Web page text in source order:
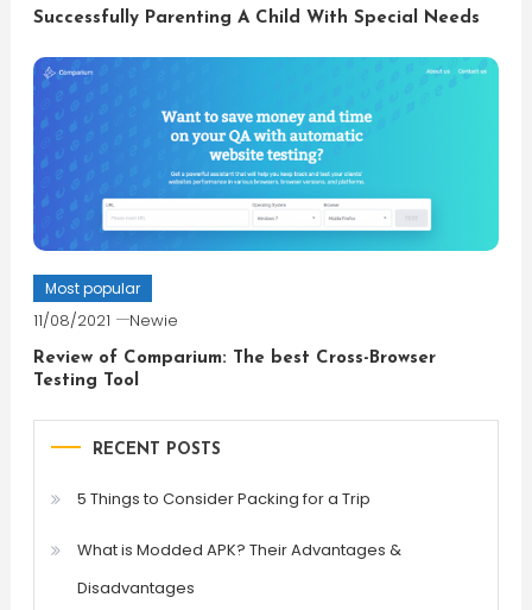
Successfully Parenting A Child With Special Needs
Most popular
11/08/2021 Newie
Review of Comparium: The best Cross-Browser
Testing Tool
RECENT POSTS
5 Things to Consider Packing for a Trip
What is Modded APK? Their Advantages &
Disadvantages